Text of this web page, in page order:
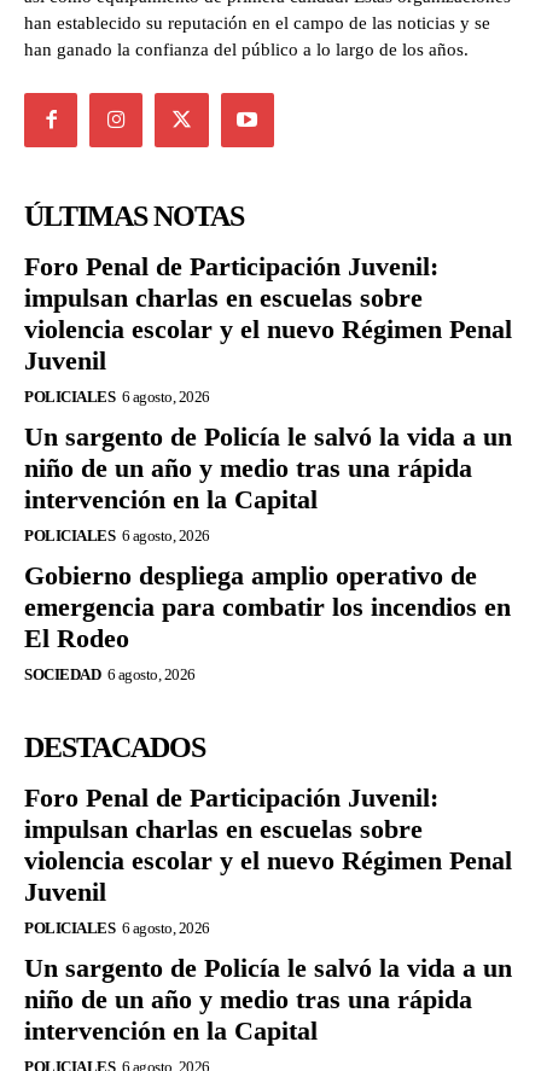
han establecido su reputación en el campo de las noticias y se
han ganado la confianza del público a lo largo de los años.
ÚLTIMAS NOTAS
Foro Penal de Participación Juvenil:
impulsan charlas en escuelas sobre
violencia escolar y el nuevo Régimen Penal
Juvenil
POLICIALES 6 agosto, 2026
Un sargento de Policía le salvó la vida a un
niño de un año y medio tras una rápida
intervención en la Capital
POLICIALES 6 agosto, 2026
Gobierno despliega amplio operativo de
emergencia para combatir los incendios en
El Rodeo
SOCIEDAD 6 agosto, 2026
DESTACADOS
Foro Penal de Participación Juvenil:
impulsan charlas en escuelas sobre
violencia escolar y el nuevo Régimen Penal
Juvenil
POLICIALES 6 agosto, 2026
Un sargento de Policía le salvó la vida a un
niño de un año y medio tras una rápida
intervención en la Capital
POLICIALES 6 agosto, 2026